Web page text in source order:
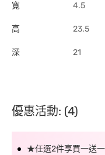
寬 4.5
高 23.5
深 21
優惠活動: (4)
★任選2件享買一送